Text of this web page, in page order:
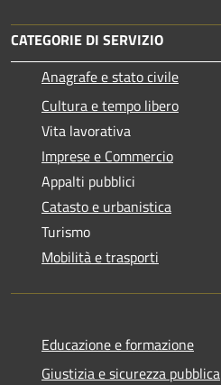
CATEGORIE DI SERVIZIO
Anagrafe e stato civile
Cultura e tempo libero
Vita lavorativa
Imprese e Commercio
Appalti pubblici
Catasto e urbanistica
Turismo
Mobilità e trasporti
Educazione e formazione
Giustizia e sicurezza pubblica